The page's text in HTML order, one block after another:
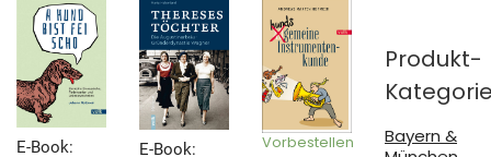
E-Book:
E-Book:
Vorbestellen
Produkt-
Bayern &